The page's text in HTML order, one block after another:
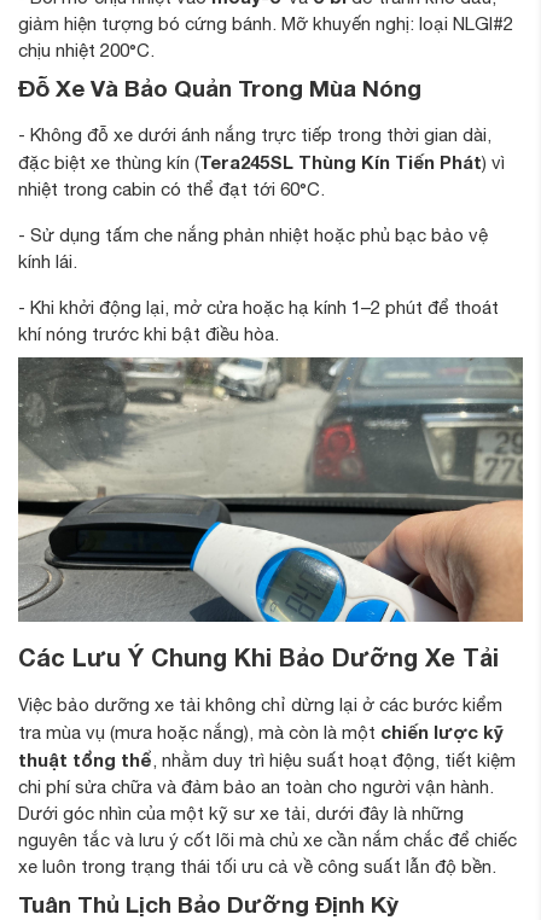
giảm hiện tượng bó cứng bánh. Mỡ khuyến nghị: loại NLGI#2
chịu nhiệt 200°C.
Đỗ Xe Và Bảo Quản Trong Mùa Nóng
- Không đỗ xe dưới ánh nắng trực tiếp trong thời gian dài,
đặc biệt xe thùng kín (Tera245SL Thùng Kín Tiến Phát) vì
nhiệt trong cabin có thể đạt tới 60°C.
- Sử dụng tấm che nắng phản nhiệt hoặc phủ bạc bảo vệ
kính lái.
- Khi khởi động lại, mở cửa hoặc hạ kính 1–2 phút để thoát
khí nóng trước khi bật điều hòa.
Các Lưu Ý Chung Khi Bảo Dưỡng Xe Tải
Việc bảo dưỡng xe tải không chỉ dừng lại ở các bước kiểm
tra mùa vụ (mưa hoặc nắng), mà còn là một chiến lược kỹ
thuật tổng thể, nhằm duy trì hiệu suất hoạt động, tiết kiệm
chi phí sửa chữa và đảm bảo an toàn cho người vận hành.
Dưới góc nhìn của một kỹ sư xe tải, dưới đây là những
nguyên tắc và lưu ý cốt lõi mà chủ xe cần nắm chắc để chiếc
xe luôn trong trạng thái tối ưu cả về công suất lẫn độ bền.
Tuân Thủ Lịch Bảo Dưỡng Định Kỳ